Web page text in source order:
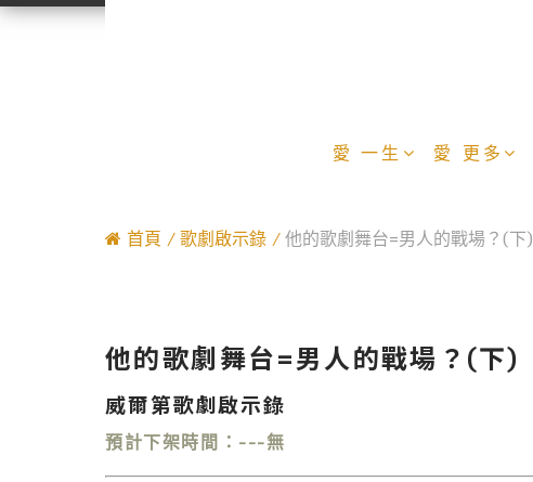
愛 一生 愛 更多
首頁 歌劇啟示錄 他的歌劇舞台=男人的戰場？(下)
他的歌劇舞台=男人的戰場？(下)
威爾第歌劇啟示錄
預計下架時間：---無